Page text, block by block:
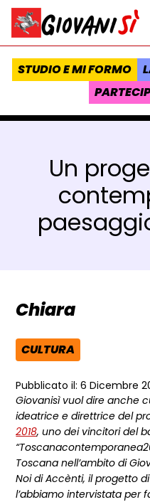
Vai al contenuto
Homepage Giovanisì -
STUDIO E MI FORMO
Un
Chiara
AREA TEMATICA:
CULTURA
Pubblicato il: 6 Dicembre
Giovanisì vuol dire anche
ideatrice e direttrice del
2018, uno dei vincitori del
Toscana nell’ambito di
Noi di Accènti, il progetto
l’abbiamo intervistata per